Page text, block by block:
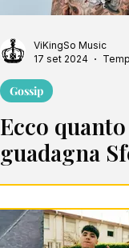
ViKingSo Music
17 set 2024
Gossip
Ecco quanto
guadagna
Ebbasta:
streaming,
brand